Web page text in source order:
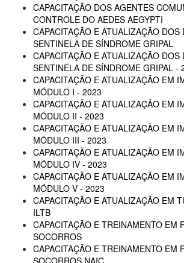
CAPACITAÇÃO DOS AGENTES
CONTROLE DO AEDES AEGYPTI
CAPACITAÇÃO E ATUALIZAÇÃO DOS
SENTINELA DE SÍNDROME GRIPAL
CAPACITAÇÃO E ATUALIZAÇÃO DOS
SENTINELA DE SÍNDROME GRIPAL -
CAPACITAÇÃO E ATUALIZAÇÃO EM
MÓDULO I - 2023
CAPACITAÇÃO E ATUALIZAÇÃO EM
MÓDULO II - 2023
CAPACITAÇÃO E ATUALIZAÇÃO EM
MÓDULO III - 2023
CAPACITAÇÃO E ATUALIZAÇÃO EM
MÓDULO IV - 2023
CAPACITAÇÃO E ATUALIZAÇÃO EM
MÓDULO V - 2023
CAPACITAÇÃO E ATUALIZAÇÃO EM
ILTB
CAPACITAÇÃO E TREINAMENTO EM
SOCORROS
CAPACITAÇÃO E TREINAMENTO EM
SOCORROS NAIC